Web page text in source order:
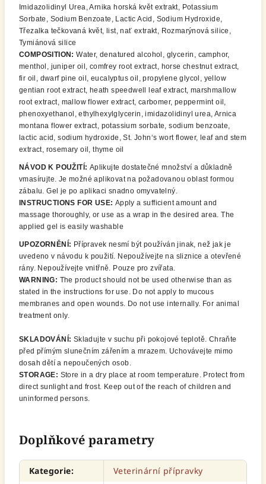
Imidazolidinyl Urea, Arnika horská květ extrakt, Potassium
Sorbate, Sodium Benzoate, Lactic Acid, Sodium Hydroxide,
Třezalka tečkovaná květ, list, nať extrakt, Rozmarýnová silice,
Tymiánová silice
COMPOSITION:Water, denatured alcohol, glycerin, camphor,
menthol, juniper oil, comfrey root extract, horse chestnut extract,
fir oil, dwarf pine oil, eucalyptus oil, propylene glycol, yellow
gentian root extract, heath speedwell leaf extract, marshmallow
root extract, mallow flower extract, carbomer, peppermint oil,
phenoxyethanol, ethylhexylglycerin, imidazolidinyl urea, Arnica
montana flower extract, potassium sorbate, sodium benzoate,
lactic acid, sodium hydroxide, St. John‘s wort flower, leaf and stem
extract, rosemary oil, thyme oil
NÁVOD K POUŽITÍ: Aplikujte dostatečné množství a důkladně
vmasírujte. Je možné aplikovat na požadovanou oblast formou
zábalu. Gel je po aplikaci snadno omyvatelný.
INSTRUCTIONS FOR USE: Apply a sufficient amount and
massage thoroughly, or use as a wrap in the desired area. The
applied gel is easily washable
UPOZORNĚNÍ: Přípravek nesmí být používán jinak, než jak je
uvedeno v návodu k použití. Nepoužívejte na sliznice a otevřené
rány. Nepoužívejte vnitřně. Pouze pro zvířata.
WARNING: The product should not be used otherwise than as
stated in the instructions for use. Do not apply to mucous
membranes and open wounds. Do not use internally. For animal
treatment only.
SKLADOVÁNÍ: Skladujte v suchu při pokojové teplotě. Chraňte
před přímým slunečním zářením a mrazem. Uchovávejte mimo
dosah dětí a nepoučených osob.
STORAGE: Store in a dry place at room temperature. Protect from
direct sunlight and frost. Keep out of the reach of children and
uninformed persons.
Doplňkové parametry
Kategorie:
Veterinární přípravky